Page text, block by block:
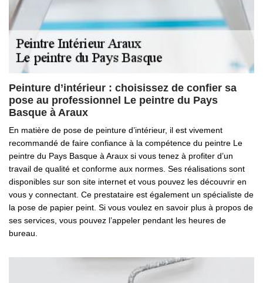
Peinture d’intérieur : choisissez de confier sa
pose au professionnel Le peintre du Pays
Basque à Araux
En matière de pose de peinture d’intérieur, il est vivement
recommandé de faire confiance à la compétence du peintre Le
peintre du Pays Basque à Araux si vous tenez à profiter d’un
travail de qualité et conforme aux normes. Ses réalisations sont
disponibles sur son site internet et vous pouvez les découvrir en
vous y connectant. Ce prestataire est également un spécialiste de
la pose de papier peint. Si vous voulez en savoir plus à propos de
ses services, vous pouvez l’appeler pendant les heures de
bureau.